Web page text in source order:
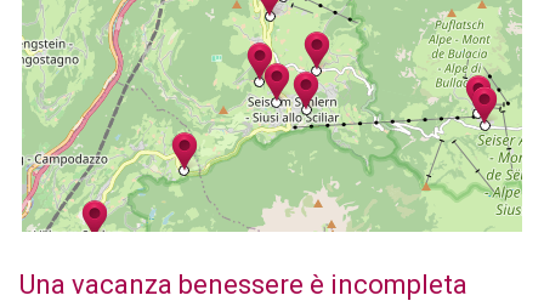
Una vacanza benessere è incompleta